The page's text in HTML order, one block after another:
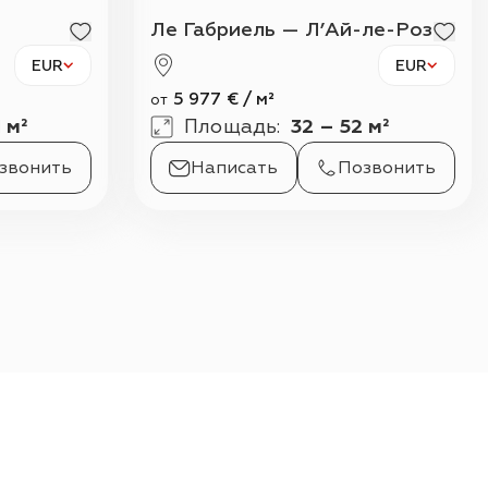
EUR
м²
Ле Габриель — Л’Ай-ле-Роз
EUR
от 5 977 €/ м²
Площадь: 32 – 52 м²
Написать Позвонить